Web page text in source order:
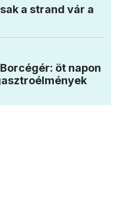
a strand vár a
öt napon